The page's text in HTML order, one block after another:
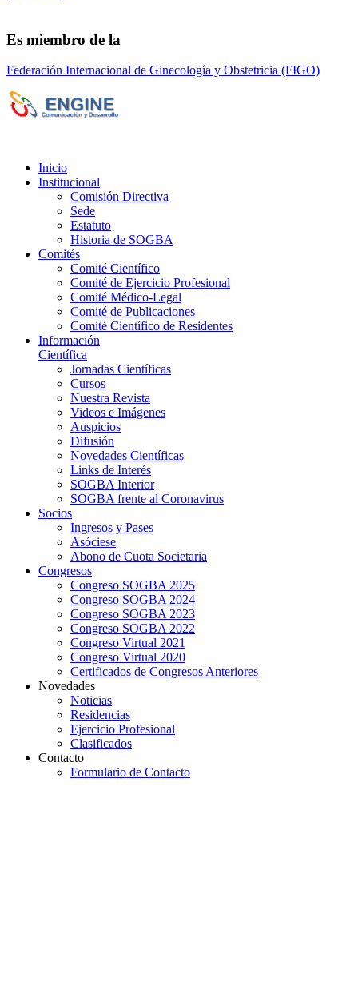
Es miembro de la
Federación Internacional de Ginecología y Obstetricia (FIGO)
Inicio
Institucional
Comisión Directiva
Sede
Estatuto
Historia de SOGBA
Comités
Comité Científico
Comité de Ejercicio Profesional
Comité Médico-Legal
Comité de Publicaciones
Comité Científico de Residentes
Información
Científica
Jornadas Científicas
Cursos
Nuestra Revista
Videos e Imágenes
Auspicios
Difusión
Novedades Científicas
Links de Interés
SOGBA Interior
SOGBA frente al Coronavirus
Socios
Ingresos y Pases
Asóciese
Abono de Cuota Societaria
Congresos
Congreso SOGBA 2025
Congreso SOGBA 2024
Congreso SOGBA 2023
Congreso SOGBA 2022
Congreso Virtual 2021
Congreso Virtual 2020
Certificados de Congresos Anteriores
Novedades
Noticias
Residencias
Ejercicio Profesional
Clasificados
Contacto
Formulario de Contacto